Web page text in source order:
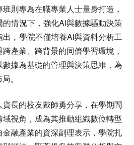
則專為在職專業人士量身打造，
情況下，強化AI與數據驅動決策
，學院不僅培養AI與資料分析工
產業、跨背景的同儕學習環境，
據為基礎的管理與決策思維，為
。
長的校友戴師勇分享，在學期間
視角，成為其推動組織數位轉型
融產業的資深副理表示，學院扎